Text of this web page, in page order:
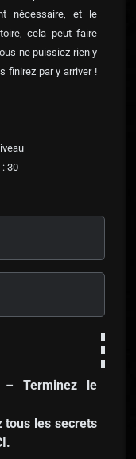
nécessaire, et le
cela peut faire
ne puissiez rien y
finirez par y arriver !
30
–Terminez le
tous les secrets